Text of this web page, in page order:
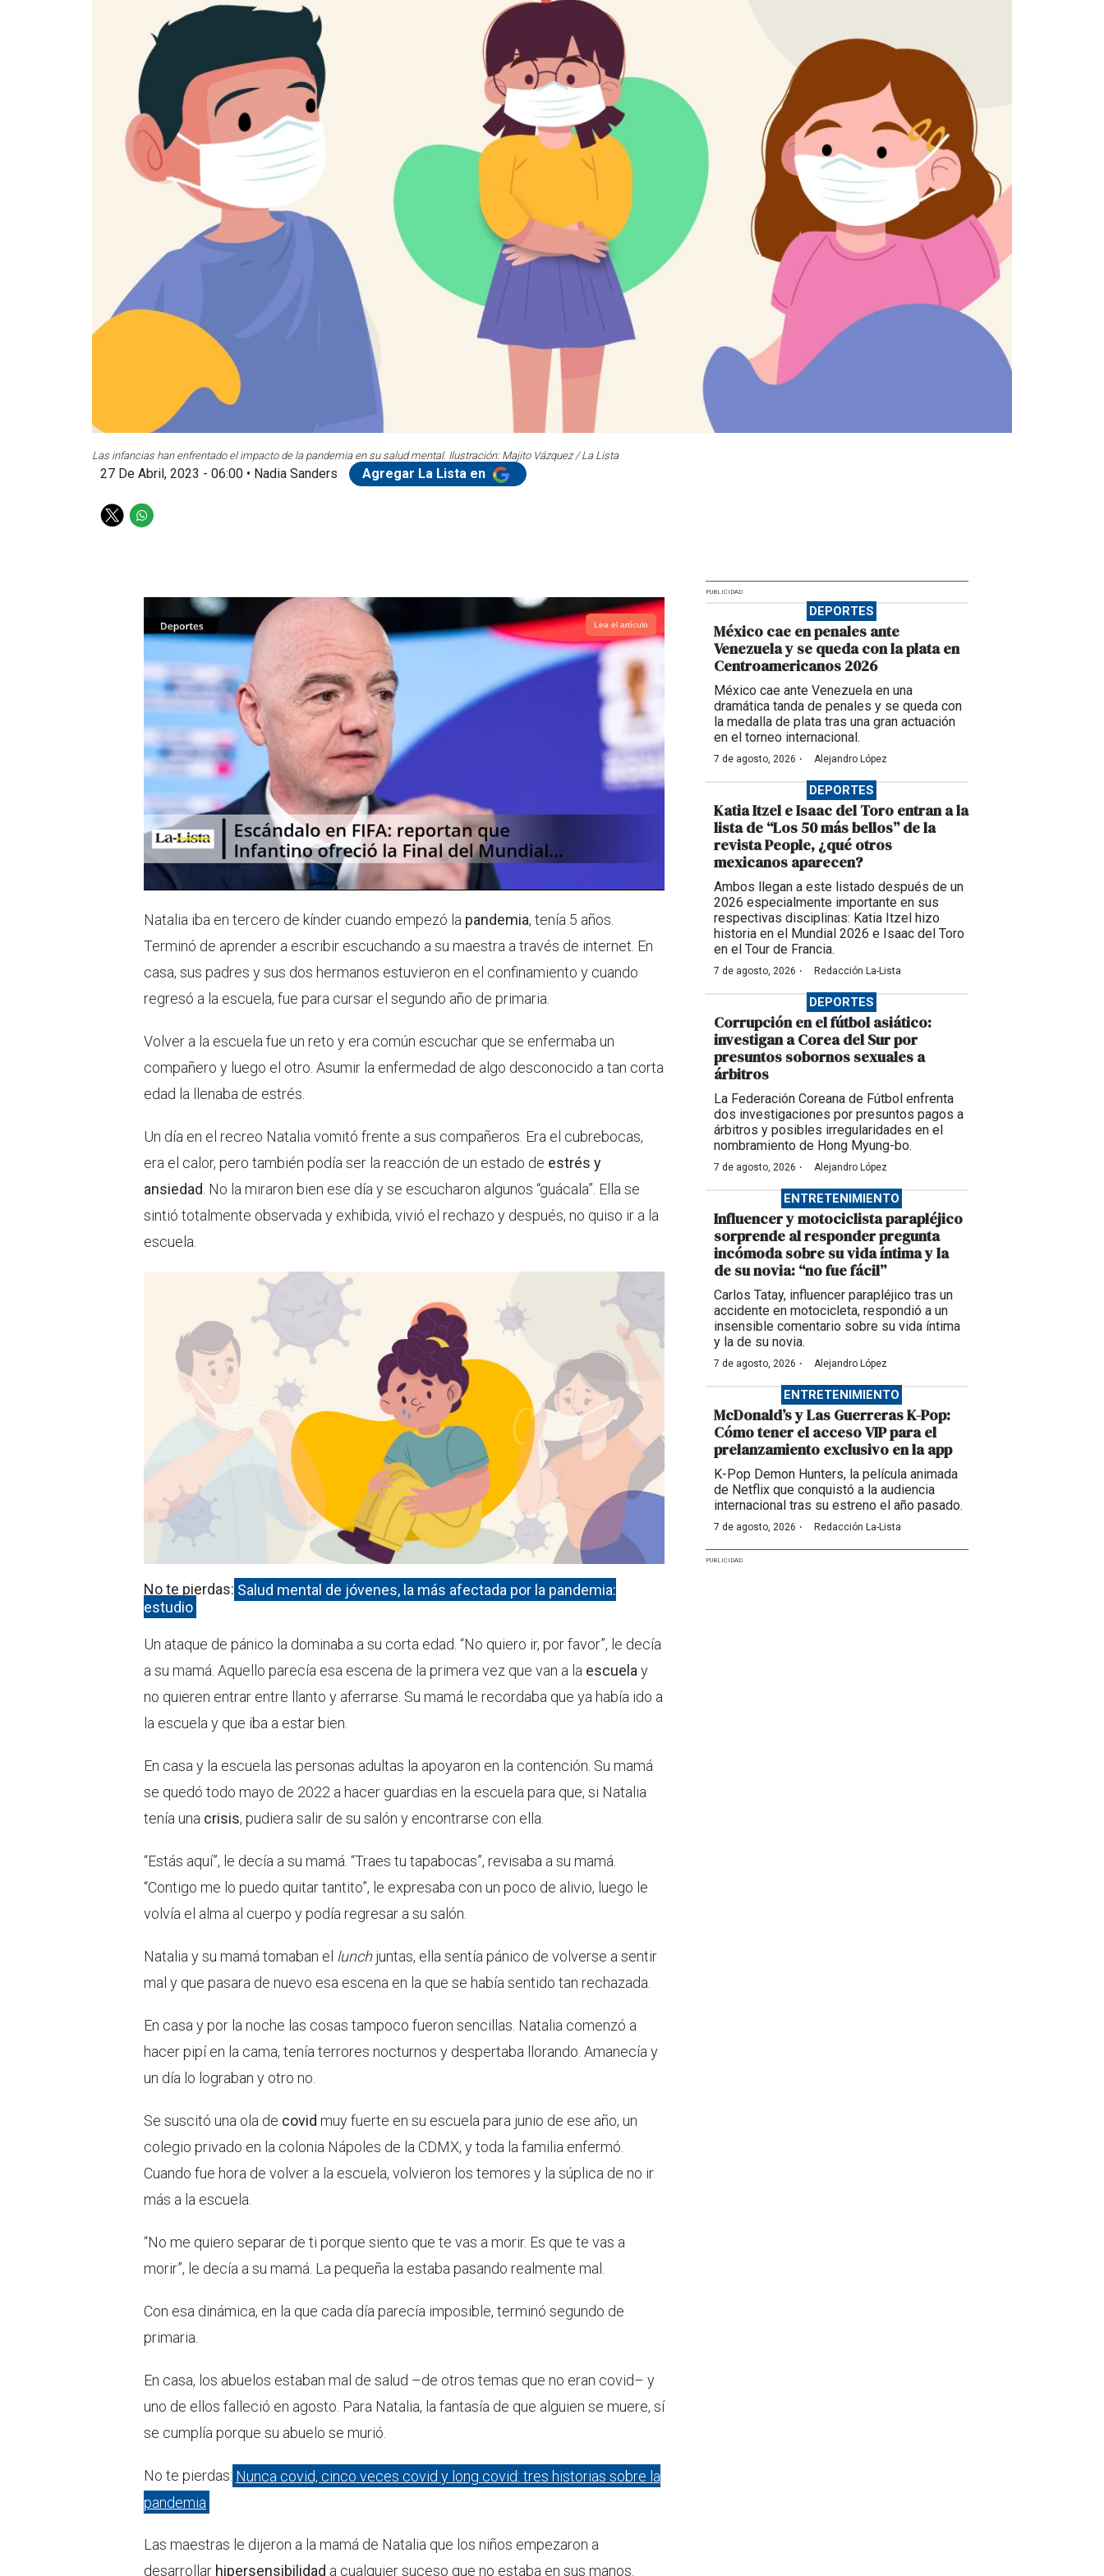
Las infancias han enfrentado el impacto de la pandemia en su salud mental. Ilustración: Majito Vázquez / La Lista
27 De Abril, 2023 - 06:00 • Nadia Sanders Agregar La Lista en
T
W
p
Lea el artículo
Natalia iba en tercero de kínder cuando empezó la pandemia, tenía 5 años.
Terminó de aprender a escribir escuchando a su maestra a través de internet. En
casa, sus padres y sus dos hermanos estuvieron en el confinamiento y cuando
regresó a la escuela, fue para cursar el segundo año de primaria.
Volver a la escuela fue un reto y era común escuchar que se enfermaba un
compañero y luego el otro. Asumir la enfermedad de algo desconocido a tan corta
edad la llenaba de estrés.
Un día en el recreo Natalia vomitó frente a sus compañeros. Era el cubrebocas,
era el calor, pero también podía ser la reacción de un estado de estrés y
ansiedad . No la miraron bien ese día y se escucharon algunos “guácala”. Ella se
sintió totalmente observada y exhibida, vivió el rechazo y después, no quiso ir a la
escuela.
No te pierdas: Salud mental de jóvenes, la más afectada por la pandemia:
estudio
Un ataque de pánico la dominaba a su corta edad. “No quiero ir, por favor”, le decía
a su mamá. Aquello parecía esa escena de la primera vez que van a la escuelay
no quieren entrar entre llanto y aferrarse. Su mamá le recordaba que ya había ido a
la escuela y que iba a estar bien.
En casa y la escuela las personas adultas la apoyaron en la contención. Su mamá
se quedó todo mayo de 2022 a hacer guardias en la escuela para que, si Natalia
tenía una crisis, pudiera salir de su salón y encontrarse con ella.
“Estás aquí”, le decía a su mamá. “Traes tu tapabocas”, revisaba a su mamá.
“Contigo me lo puedo quitar tantito”, le expresaba con un poco de alivio, luego le
volvía el alma al cuerpo y podía regresar a su salón.
Natalia y su mamá tomaban el lunchjuntas, ella sentía pánico de volverse a sentir
mal y que pasara de nuevo esa escena en la que se había sentido tan rechazada.
En casa y por la noche las cosas tampoco fueron sencillas. Natalia comenzó a
hacer pipí en la cama, tenía terrores nocturnos y despertaba llorando. Amanecía y
un día lo lograban y otro no.
Se suscitó una ola de covid muy fuerte en su escuela para junio de ese año, un
colegio privado en la colonia Nápoles de la CDMX, y toda la familia enfermó.
Cuando fue hora de volver a la escuela, volvieron los temores y la súplica de no ir
más a la escuela.
“No me quiero separar de ti porque siento que te vas a morir. Es que te vas a
morir”, le decía a su mamá. La pequeña la estaba pasando realmente mal.
Con esa dinámica, en la que cada día parecía imposible, terminó segundo de
primaria.
En casa, los abuelos estaban mal de salud –de otros temas que no eran covid– y
uno de ellos falleció en agosto. Para Natalia, la fantasía de que alguien se muere, sí
se cumplía porque su abuelo se murió.
No te pierdas: Nunca covid, cinco veces covid y long covid: tres historias sobre la
pandemia
Las maestras le dijeron a la mamá de Natalia que los niños empezaron a
desarrollar hipersensibilidad a cualquier suceso que no estaba en sus manos.
PUBLICIDAD
DEPORTES
México cae en penales ante
Venezuela y se queda con la plata en
Centroamericanos 2026
México cae ante Venezuela en una
dramática tanda de penales y se queda con
la medalla de plata tras una gran actuación
en el torneo internacional.
7 de agosto, 2026 · Alejandro López
DEPORTES
Katia Itzel e Isaac del Toro entran a la
lista de “Los 50 más bellos” de la
revista People, ¿qué otros
mexicanos aparecen?
Ambos llegan a este listado después de un
2026 especialmente importante en sus
respectivas disciplinas: Katia Itzel hizo
historia en el Mundial 2026 e Isaac del Toro
en el Tour de Francia.
7 de agosto, 2026 · Redacción La-Lista
DEPORTES
Corrupción en el fútbol asiático:
investigan a Corea del Sur por
presuntos sobornos sexuales a
árbitros
La Federación Coreana de Fútbol enfrenta
dos investigaciones por presuntos pagos a
árbitros y posibles irregularidades en el
nombramiento de Hong Myung-bo.
7 de agosto, 2026 · Alejandro López
ENTRETENIMIENTO
Influencer y motociclista parapléjico
sorprende al responder pregunta
incómoda sobre su vida íntima y la
de su novia: “no fue fácil”
Carlos Tatay, influencer parapléjico tras un
accidente en motocicleta, respondió a un
insensible comentario sobre su vida íntima
y la de su novia.
7 de agosto, 2026 · Alejandro López
ENTRETENIMIENTO
McDonald’s y Las Guerreras K-Pop:
Cómo tener el acceso VIP para el
prelanzamiento exclusivo en la app
K-Pop Demon Hunters, la película animada
de Netflix que conquistó a la audiencia
internacional tras su estreno el año pasado.
7 de agosto, 2026 · Redacción La-Lista
PUBLICIDAD